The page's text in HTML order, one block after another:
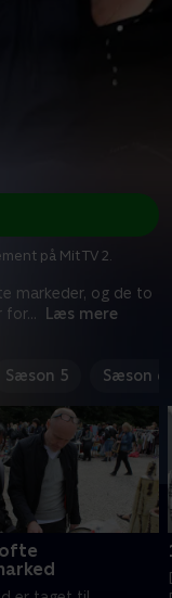
markeder, og de to
for... Læs mere
på Mit TV 2.
Sæson 5 Sæson 6